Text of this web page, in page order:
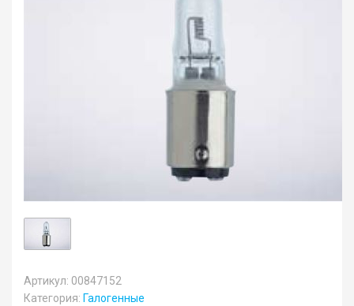
Артикул: 00847152
Категория: Галогенные